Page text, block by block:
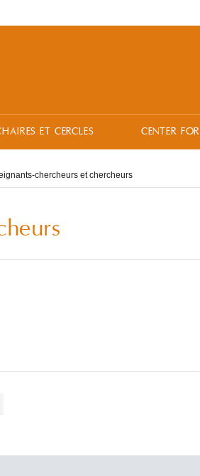
ET CERCLES CENTER FOR
chercheurs et chercheurs